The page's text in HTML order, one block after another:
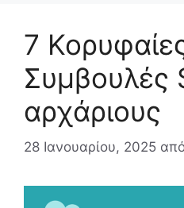
7
Συμβουλές
αρχάριους
28 Ιανουαρίου, 2025